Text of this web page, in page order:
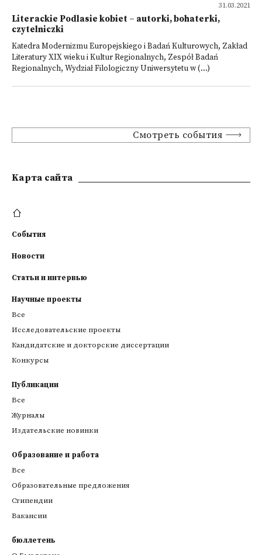
31.03.2021
Literackie Podlasie kobiet – autorki, bohaterki,
czytelniczki
Katedra Modernizmu Europejskiego i Badań Kulturowych, Zakład
Literatury XIX wieku i Kultur Regionalnych, Zespół Badań
Regionalnych, Wydział Filologiczny Uniwersytetu w (...)
Смотреть события
Kарта сайта
События
Новости
Статьи и интервью
Научные проекты
Все
Исследовательские проекты
Кандидатские и докторские диссертации
Конкурсы
Публикации
Все
Журналы
Издательские новинки
Образование и работа
Все
Образовательные предложения
Стипендии
Вакансии
бюллетень